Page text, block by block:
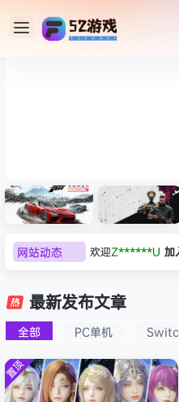
虚拟机版/
HYPERVISOR》免
版
速：地平
线
6（Forza
Horizon
6）免安装
中文版
心/Atomi
c
Heart》
文版
网站动态 欢迎k******2 加
欢迎 2***5
欢迎h*********0
欢迎l*w 加入本站
欢迎y**u 加入本站
旋律 签到获取
最新发布文章
全部 PC单机
置顶